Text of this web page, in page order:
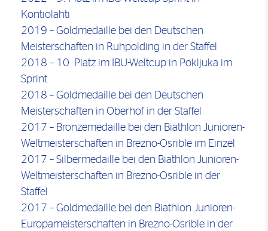
Kontiolahti
2019 – Goldmedaille bei den Deutschen
Meisterschaften in Ruhpolding in der Staffel
2018 – 10. Platz im IBU-Weltcup in Pokljuka im
Sprint
2018 – Goldmedaille bei den Deutschen
Meisterschaften in Oberhof in der Staffel
2017 – Bronzemedaille bei den Biathlon Junioren-
Weltmeisterschaften in Brezno-Osrible im Einzel
2017 – Silbermedaille bei den Biathlon Junioren-
Weltmeisterschaften in Brezno-Osrible in der
Staffel
2017 – Goldmedaille bei den Biathlon Junioren-
Europameisterschaften in Brezno-Osrible in der